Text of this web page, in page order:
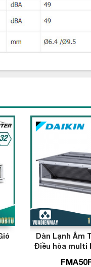
Dàn Lạnh Âm
Điều hòa multi